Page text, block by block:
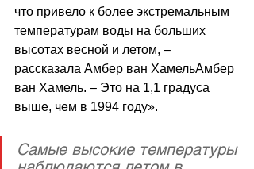
что привело к более экстремальным
температурам воды на больших
высотах весной и летом, –
рассказала Амбер ван ХамельАмбер
ван Хамель. – Это на 1,1 градуса
выше, чем в 1994 году».
Самые высокие температуры